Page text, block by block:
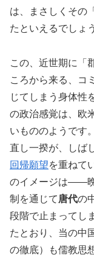
は、まさしくその
たといえるでしょ
この、近世期に「
ころから来る、コ
じてしまう身体性
の政治感覚は、欧
いもののようです
直し一揆が、しば
回帰願望を重ねて
のイメージは――
制を通じて 唐代の
段階で止まってし
たとおり、当の中
の徹底）も儒教思